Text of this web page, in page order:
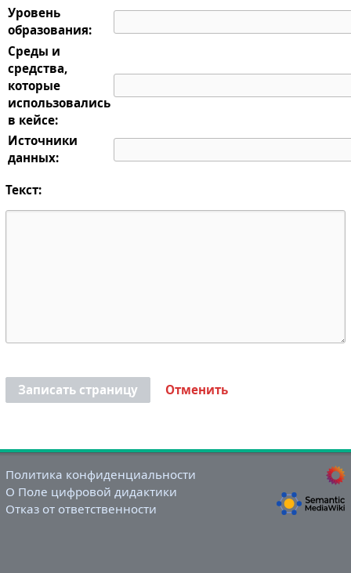
Уровень
образования:
Среды и
средства,
которые
использовались
в кейсе:
Источники
данных:
Текст:
Записать страницу Отменить
Политика конфиденциальности
О Поле цифровой дидактики
Отказ от ответственности